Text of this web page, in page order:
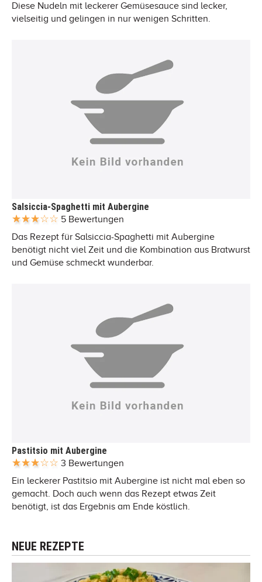
Diese Nudeln mit leckerer Gemüsesauce sind lecker,
vielseitig und gelingen in nur wenigen Schritten.
Salsiccia-Spaghetti mit Aubergine
5 Bewertungen
Das Rezept für Salsiccia-Spaghetti mit Aubergine
benötigt nicht viel Zeit und die Kombination aus Bratwurst
und Gemüse schmeckt wunderbar.
Pastitsio mit Aubergine
3 Bewertungen
Ein leckerer Pastitsio mit Aubergine ist nicht mal eben so
gemacht. Doch auch wenn das Rezept etwas Zeit
benötigt, ist das Ergebnis am Ende köstlich.
NEUE REZEPTE